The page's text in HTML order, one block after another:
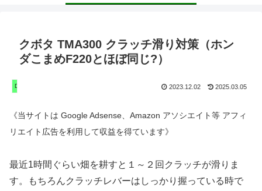
クボタ TMA300 クラッチ滑り対策（ホン
ダこまめF220とほぼ同じ?）
DIY 家庭菜園 遊び 2023.12.02 2025.03.05
《当サイトは Google Adsense、Amazon アソシエイト等 アフィ
リエイト広告を利用して収益を得ています》
最近1時間ぐらい畑を耕すと１～２回クラッチが滑りま
す。もちろんクラッチレバーはしっかり握っている時で